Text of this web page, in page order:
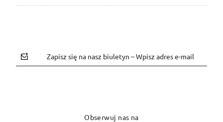
Zapisz się na nasz biuletyn – Wpisz adres e-mail
Obserwuj nas na